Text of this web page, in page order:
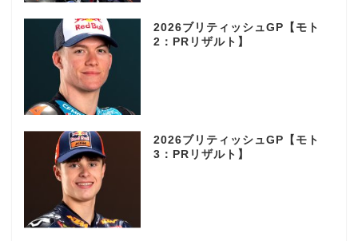
2026ブリティッシュGP【モト
2：PRリザルト】
2026ブリティッシュGP【モト
3：PRリザルト】